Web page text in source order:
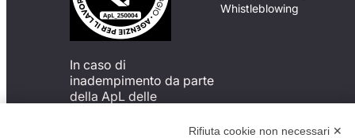
In caso di
inadempimento da parte
della ApL delle
del Codice di Condotta, è
Whistleblowing
Rifiuta cookie non necessari ✕